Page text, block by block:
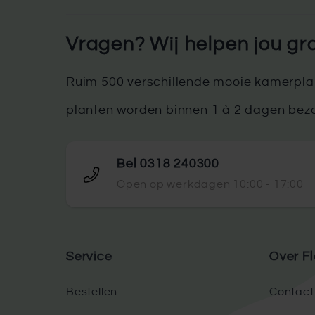
Vragen? Wij helpen jou
Ruim 500 verschillende mooie
planten worden binnen 1 à 2 dagen
Bel 0318 240300
Open op werkdagen 10:00 - 17:00
Service
Bestellen
Over
Contact